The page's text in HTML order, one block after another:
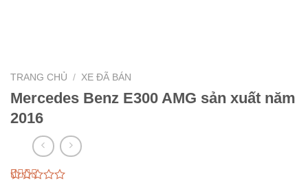
TRANG CHỦ / XE ĐÃ BÁN
Mercedes Benz E300 AMG sản xuất năm
2016